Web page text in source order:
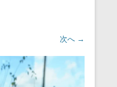
次へ →